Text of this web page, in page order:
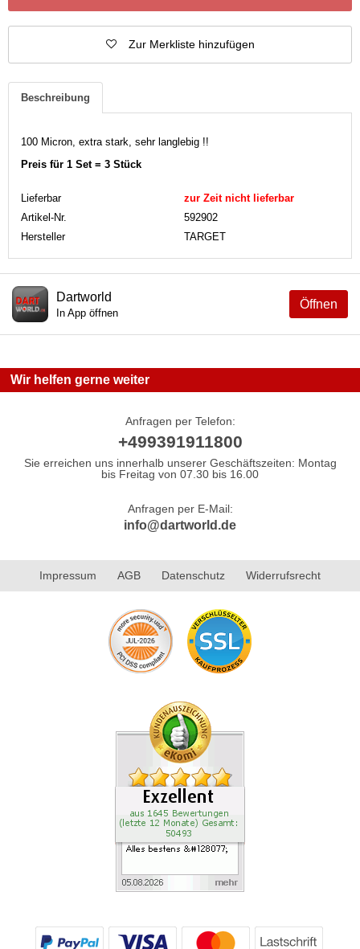
Zur Merkliste hinzufügen
Beschreibung
100 Micron, extra stark, sehr langlebig !!
Preis für 1 Set = 3 Stück
Lieferbar
zur Zeit nicht lieferbar
Artikel-Nr.
592902
Hersteller
TARGET
Öffnen
Dartworld
In App öffnen
Wir helfen gerne weiter
Anfragen per Telefon:
+499391911800
Sie erreichen uns innerhalb unserer Geschäftszeiten: Montag
bis Freitag von 07.30 bis 16.00
Anfragen per E-Mail:
info@dartworld.de
Impressum AGB Datenschutz Widerrufsrecht